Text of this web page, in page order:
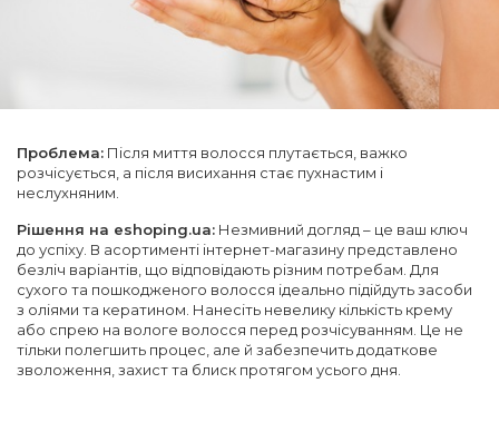
Проблема: Після миття волосся плутається, важко
розчісується, а після висихання стає пухнастим і
неслухняним.
Рішення на eshoping.ua: Незмивний догляд – це ваш ключ
до успіху. В асортименті інтернет-магазину представлено
безліч варіантів, що відповідають різним потребам. Для
сухого та пошкодженого волосся ідеально підійдуть засоби
з оліями та кератином. Нанесіть невелику кількість крему
або спрею на вологе волосся перед розчісуванням. Це не
тільки полегшить процес, але й забезпечить додаткове
зволоження, захист та блиск протягом усього дня.